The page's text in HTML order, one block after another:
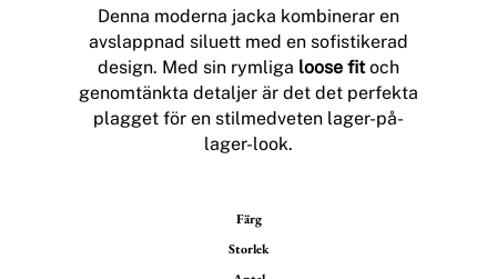
Denna moderna jacka kombinerar en
avslappnad siluett med en sofistikerad
design. Med sin rymliga loose fitoch
genomtänkta detaljer är det det perfekta
plagget för en stilmedveten lager-på-
lager-look.
Färg
Storlek